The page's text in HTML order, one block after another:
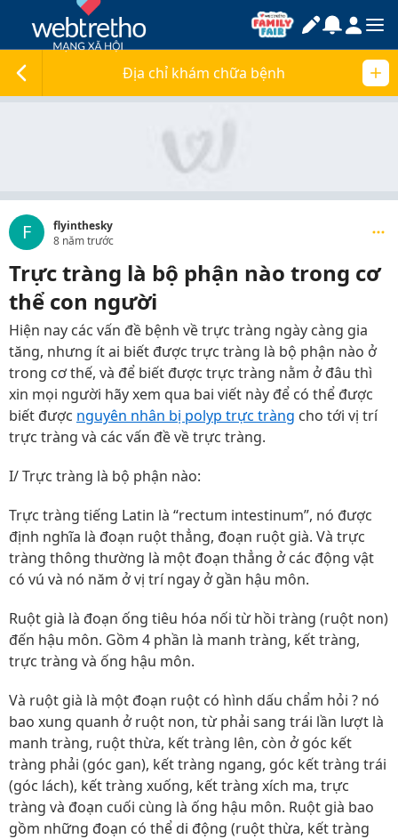
Địa chỉ khám chữa bệnh
F
flyinthesky
8 năm trước
Trực tràng là bộ phận nào trong cơ
thể con người
Hiện nay các vấn đề bệnh về trực tràng ngày càng gia
tăng, nhưng ít ai biết được trực tràng là bộ phận nào ở
trong cơ thế, và để biết được trực tràng nằm ở đâu thì
xin mọi người hãy xem qua bai viết này để có thể được
biết được nguyên nhân bị polyp trực tràng cho tới vị trí
trực tràng và các vấn đề về trực tràng.
I/ Trực tràng là bộ phận nào:
Trực tràng tiếng Latin là “rectum intestinum”, nó được
định nghĩa là đoạn ruột thẳng, đoạn ruột già. Và trực
tràng thông thường là một đoạn thẳng ở các động vật
có vú và nó năm ở vị trí ngay ở gần hậu môn.
Ruột già là đoạn ống tiêu hóa nối từ hồi tràng (ruột non)
đến hậu môn. Gồm 4 phần là manh tràng, kết tràng,
trực tràng và ống hậu môn.
Và ruột già là một đoạn ruột có hình dấu chẩm hỏi ? nó
bao xung quanh ở ruột non, từ phải sang trái lần lượt là
manh tràng, ruột thừa, kết tràng lên, còn ở góc kết
tràng phải (góc gan), kết tràng ngang, góc kết tràng trái
(góc lách), kết tràng xuống, kết tràng xích ma, trực
tràng và đoạn cuối cùng là ống hậu môn. Ruột già bao
gồm những đoạn có thể di động (ruột thừa, kết tràng